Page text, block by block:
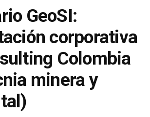
GeoSI:
corporativa
Colombia
minera y